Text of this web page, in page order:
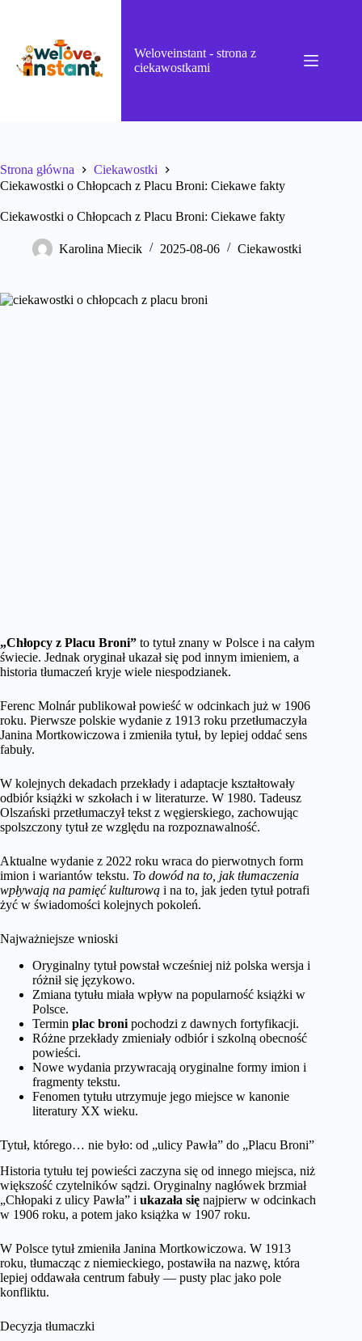
Weloveinstant - strona z
ciekawostkami
Strona główna
Ciekawostki
Ciekawostki o Chłopcach z Placu Broni: Ciekawe fakty
Ciekawostki o Chłopcach z Placu Broni: Ciekawe fakty
Karolina Miecik 2025-08-06 Ciekawostki
„Chłopcy z Placu Broni” to tytuł znany w Polsce i na całym
świecie. Jednak oryginał ukazał się pod innym imieniem, a
historia tłumaczeń kryje wiele niespodzianek.
Ferenc Molnár publikował powieść w odcinkach już w 1906
roku. Pierwsze polskie wydanie z 1913 roku przetłumaczyła
Janina Mortkowiczowa i zmieniła tytuł, by lepiej oddać sens
fabuły.
W kolejnych dekadach przekłady i adaptacje kształtowały
odbiór książki w szkołach i w literaturze. W 1980. Tadeusz
Olszański przetłumaczył tekst z węgierskiego, zachowując
spolszczony tytuł ze względu na rozpoznawalność.
Aktualne wydanie z 2022 roku wraca do pierwotnych form
imion i wariantów tekstu. To dowód na to, jak tłumaczenia
wpływają na pamięć kulturową i na to, jak jeden tytuł potrafi
żyć w świadomości kolejnych pokoleń.
Najważniejsze wnioski
Oryginalny tytuł powstał wcześniej niż polska wersja i
różnił się językowo.
Zmiana tytułu miała wpływ na popularność książki w
Polsce.
Termin plac broni pochodzi z dawnych fortyfikacji.
Różne przekłady zmieniały odbiór i szkolną obecność
powieści.
Nowe wydania przywracają oryginalne formy imion i
fragmenty tekstu.
Fenomen tytułu utrzymuje jego miejsce w kanonie
literatury XX wieku.
Tytuł, którego… nie było: od „ulicy Pawła” do „Placu Broni”
Historia tytułu tej powieści zaczyna się od innego miejsca, niż
większość czytelników sądzi. Oryginalny nagłówek brzmiał
„Chłopaki z ulicy Pawła” i ukazała się najpierw w odcinkach
w 1906 roku, a potem jako książka w 1907 roku.
W Polsce tytuł zmieniła Janina Mortkowiczowa. W 1913
roku, tłumacząc z niemieckiego, postawiła na nazwę, która
lepiej oddawała centrum fabuły — pusty plac jako pole
konfliktu.
Decyzja tłumaczki